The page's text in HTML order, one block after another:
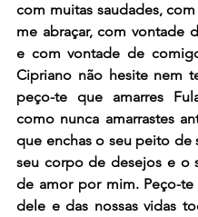
com muitas saudades,
me abraçar, com vontade
e com vontade de
Cipriano não hesite nem
peço-te que amarres
como nunca amarrastes
que enchas o seu peito de
seu corpo de desejos e o
de amor por mim. Peço-te
dele e das nossas vidas